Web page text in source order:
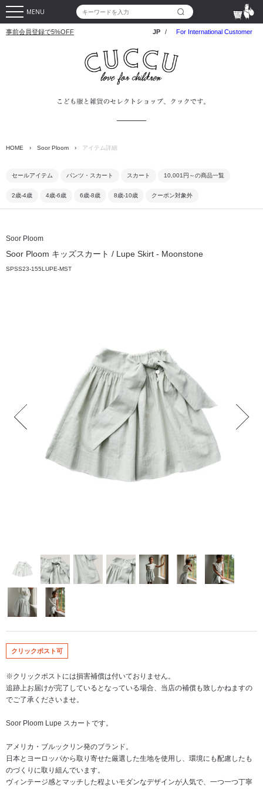
MENU
事前会員登録で5%OFF JP / For International Customer
HOME › Soor Ploom › アイテム詳細
セールアイテム パンツ・スカート スカート 10,001円～の商品一覧
2歳-4歳 4歳-6歳 6歳-8歳 8歳-10歳 クーポン対象外
Soor Ploom
Soor Ploom キッズスカート / Lupe Skirt - Moonstone
SPSS23-155LUPE-MST
クリックポスト可
※クリックポストには損害補償は付いておりません。
追跡上お届けが完了しているとなっている場合、当店の補償も致しかねますの
でご了承くださいませ。
Soor Ploom Lupe スカートです。
アメリカ・ブルックリン発のブランド。
日本とヨーロッパから取り寄せた厳選した生地を使用し、環境にも配慮したも
のづくりに取り組んでいます。
ヴィンテージ感とマッチした程よいモダンなデザインが人気で、一つ一つ丁寧